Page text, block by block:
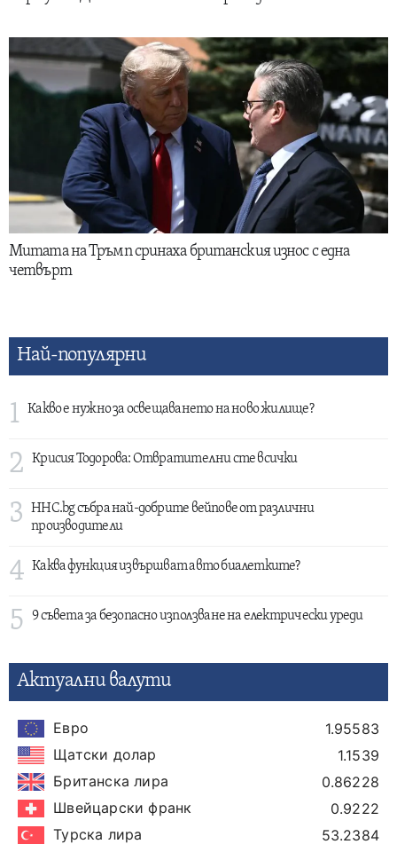
Митата на Тръмп сринаха британския износ с една
четвърт
Най-популярни
1 Какво е нужно за освещаването на ново жилище?
2 Крисия Тодорова: Отвратителни сте всички
3
HHC.bg събра най-добрите вейпове от различни
производители
4 Каква функция извършват авто биалетките?
5 9 съвета за безопасно използване на електрически уреди
Актуални валути
Евро
1.95583
Щатски долар
1.1539
Британска лира
0.86228
Швейцарски франк
0.9222
Турска лира
53.2384